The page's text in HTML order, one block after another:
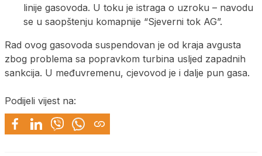
linije gasovoda. U toku je istraga o uzroku – navodu
se u saopštenju komapnije “Sjeverni tok AG”.
Rad ovog gasovoda suspendovan je od kraja avgusta
zbog problema sa popravkom turbina usljed zapadnih
sankcija. U međuvremenu, cjevovod je i dalje pun gasa.
Podijeli vijest na: